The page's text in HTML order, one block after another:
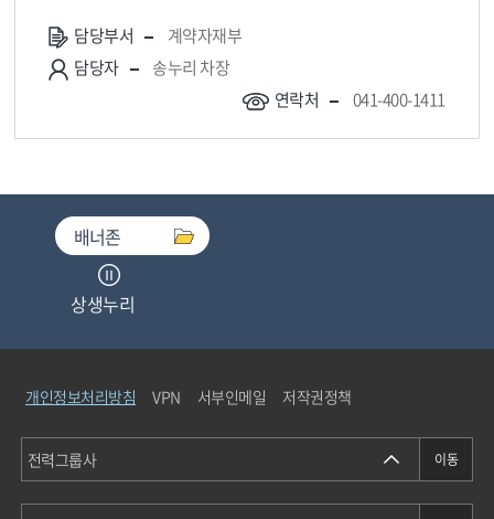
담당부서
계약자재부
담당자
송누리 차장
연락처
041-400-1411
배너존
상생누리
중소기업기술마켓
청탁금지법통합검색
개인정보처리방침 VPN 서부인메일 저작권정책